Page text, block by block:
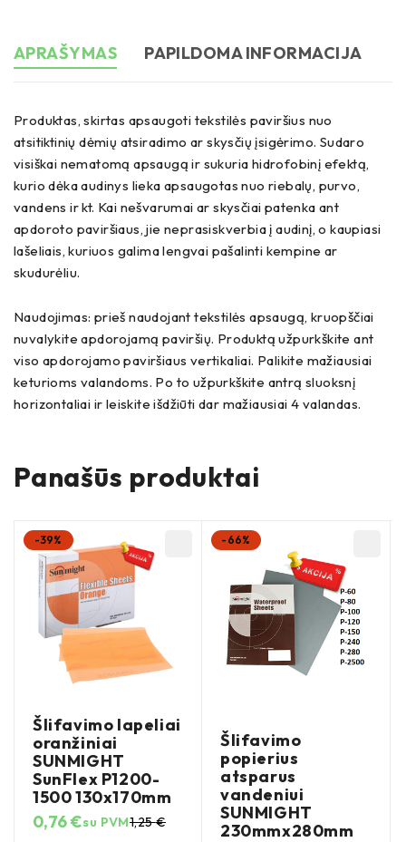
APRAŠYMAS PAPILDOMA INFORMACIJA
Produktas, skirtas apsaugoti tekstilės paviršius nuo
atsitiktinių dėmių atsiradimo ar skysčių įsigėrimo. Sudaro
visiškai nematomą apsaugą ir sukuria hidrofobinį efektą,
kurio dėka audinys lieka apsaugotas nuo riebalų, purvo,
vandens ir kt. Kai nešvarumai ar skysčiai patenka ant
apdoroto paviršiaus, jie neprasiskverbia į audinį, o kaupiasi
lašeliais, kuriuos galima lengvai pašalinti kempine ar
skudurėliu.
Naudojimas: prieš naudojant tekstilės apsaugą, kruopščiai
nuvalykite apdorojamą paviršių. Produktą užpurkškite ant
viso apdorojamo paviršiaus vertikaliai. Palikite mažiausiai
keturioms valandoms. Po to užpurkškite antrą sluoksnį
horizontaliai ir leiskite išdžiūti dar mažiausiai 4 valandas.
Panašūs produktai
-39%
Šlifavimo lapeliai
oranžiniai
SUNMIGHT
SunFlex P1200-
1500 130x170mm
1,25€
0,76€su PVM
-66%
Šlifavimo
popierius
atsparus
vandeniui
SUNMIGHT
230mmx280mm